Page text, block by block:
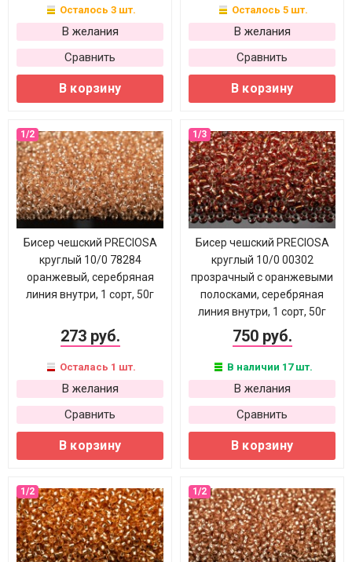
Осталось 3 шт.
В желания
Сравнить
В корзину
Осталось 5 шт.
В желания
Сравнить
В корзину
Бисер чешский PRECIOSA
круглый 10/0 78284
оранжевый, серебряная
линия внутри, 1 сорт, 50г
273 руб.
Осталась 1 шт.
В желания
Сравнить
В корзину
Бисер чешский PRECIOSA
круглый 10/0 00302
прозрачный с оранжевыми
полосками, серебряная
линия внутри, 1 сорт, 50г
750 руб.
В наличии 17 шт.
В желания
Сравнить
В корзину